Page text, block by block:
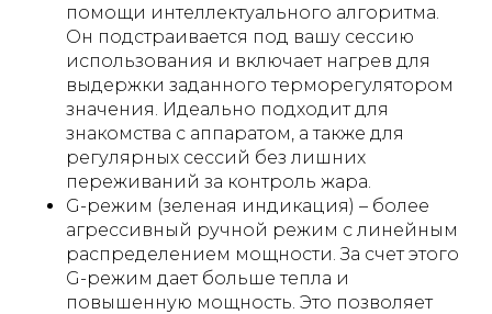
помощи интеллектуального алгоритма.
Он подстраивается под вашу сессию
использования и включает нагрев для
выдержки заданного терморегулятором
значения. Идеально подходит для
знакомства с аппаратом, а также для
регулярных сессий без лишних
переживаний за контроль жара.
G-режим (зеленая индикация) – более
агрессивный ручной режим с линейным
распределением мощности. За счет этого
G-режим дает больше тепла и
повышенную мощность. Это позволяет